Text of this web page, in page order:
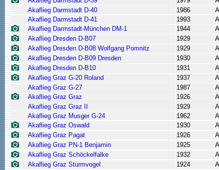
Akaflieg Darmstadt D-40
1986
Akaflieg Darmstadt D-41
1993
Akaflieg Darmstadt-München DM-1
1944
Akaflieg Dresden D-B07
1929
Akaflieg Dresden D-B08 Wolfgang Pomnitz
1929
Akaflieg Dresden D-B09 Dresden
1930
Akaflieg Dresden D-B10
1931
Akaflieg Graz G-20 Roland
1937
Akaflieg Graz G-27
1987
Akaflieg Graz Graz
1926
Akaflieg Graz Graz II
1929
Akaflieg Graz Musger G-24
1962
Akaflieg Graz Oswald
1930
Akaflieg Graz Pagat
1926
Akaflieg Graz PN-1 Benjamin
1925
Akaflieg Graz Schöckelfalke
1932
Akaflieg Graz Sturmvogel
1924